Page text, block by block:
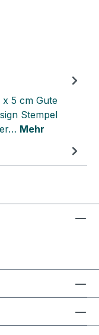
5 cm Gute
Stempel
Mehr